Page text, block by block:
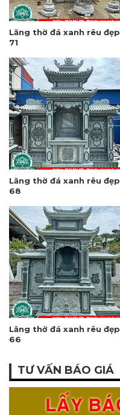
Lăng thờ đá xanh rêu đẹp
71
Lăng thờ đá xanh rêu đẹp
68
Lăng thờ đá xanh rêu đẹp
66
TƯ VẤN BÁO GIÁ